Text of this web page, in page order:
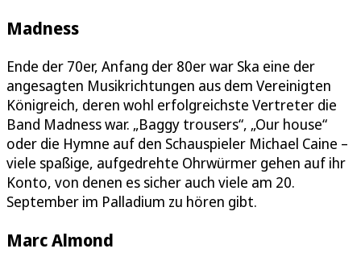
Madness
Ende der 70er, Anfang der 80er war Ska eine der
angesagten Musikrichtungen aus dem Vereinigten
Königreich, deren wohl erfolgreichste Vertreter die
Band Madness war. „Baggy trousers“, „Our house“
oder die Hymne auf den Schauspieler Michael Caine –
viele spaßige, aufgedrehte Ohrwürmer gehen auf ihr
Konto, von denen es sicher auch viele am 20.
September im Palladium zu hören gibt.
Marc Almond